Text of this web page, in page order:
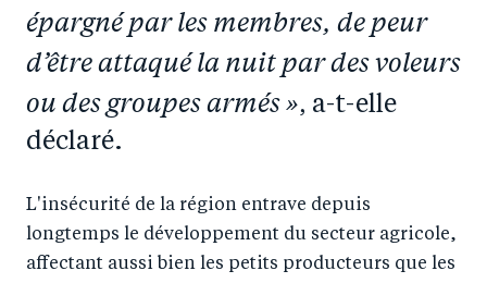
épargné par les membres, de peur
d’être attaqué la nuit par des voleurs
ou des groupes armés », a-t-elle
déclaré.
L'insécurité de la région entrave depuis
longtemps le développement du secteur agricole,
affectant aussi bien les petits producteurs que les